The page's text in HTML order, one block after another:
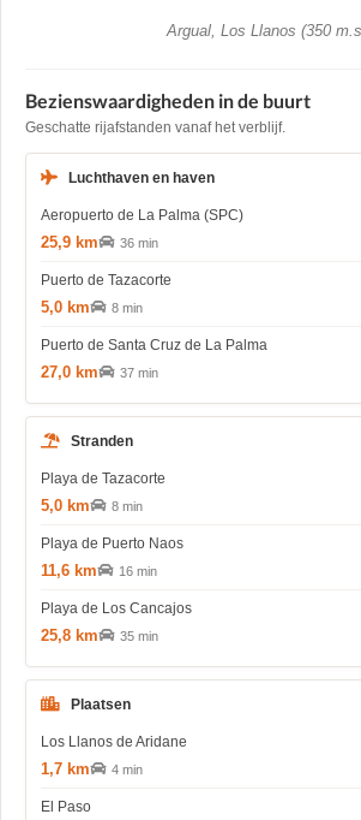
Argual, Los Llanos (350
Bezienswaardigheden in de buurt
Geschatte rijafstanden vanaf het verblijf.
Luchthaven en haven
Aeropuerto de La Palma (SPC)
25,9 km 36 min
Puerto de Tazacorte
5,0 km 8 min
Puerto de Santa Cruz de La Palma
27,0 km 37 min
Stranden
Playa de Tazacorte
5,0 km 8 min
Playa de Puerto Naos
11,6 km 16 min
Playa de Los Cancajos
25,8 km 35 min
Plaatsen
Los Llanos de Aridane
1,7 km 4 min
El Paso